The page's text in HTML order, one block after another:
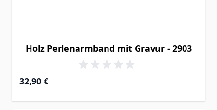
Holz Perlenarmband mit Gravur - 2903
32,90 €